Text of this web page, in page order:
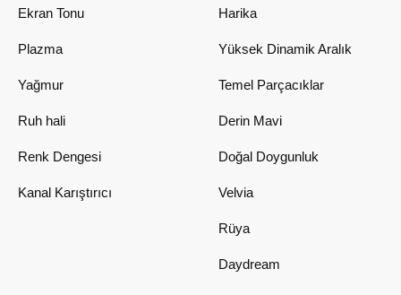
Ekran Tonu
Plazma
Yağmur
Ruh hali
Renk Dengesi
Kanal Karıştırıcı
Harika
Yüksek Dinamik Aralık
Temel Parçacıklar
Derin Mavi
Doğal Doygunluk
Velvia
Rüya
Daydream